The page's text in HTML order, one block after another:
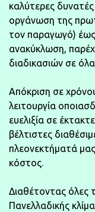
καλύτερες
οργάνωση της
τον παραγωγό) έως
ανακύκλωση,
διαδικασιών σε
Απόκριση σε
λειτουργία
ευελιξία σε
βέλτιστες
πλεονεκτήματά
κόστος.
Διαθέτοντας όλες
Πανελλαδικής